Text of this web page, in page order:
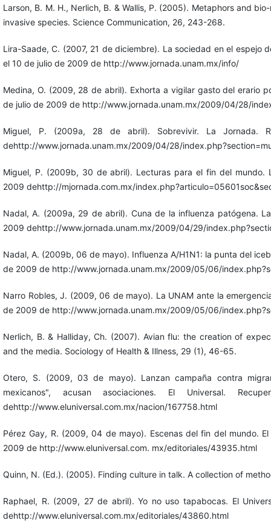
Larson, B. M. H., Nerlich, B. & Wallis, P. (2005). Metaphors and
invasive species. Science Communication, 26, 243-268.
Lira-Saade, C. (2007, 21 de diciembre). La sociedad en el espejo
el 10 de julio de 2009 de http://www.jornada.unam.mx/info/
Medina, O. (2009, 28 de abril). Exhorta a vigilar gasto del erario
de julio de 2009 de http://www.jornada.unam.mx/2009/04/28/
Miguel, P. (2009a, 28 de abril). Sobrevivir. La Jornada.
dehttp://www.jornada.unam.mx/2009/04/28/
Miguel, P. (2009b, 30 de abril). Lecturas para el fin del mundo.
2009 dehttp://mjornada.com.mx/
Nadal, A. (2009a, 29 de abril). Cuna de la influenza patógena.
2009 dehttp://www.jornada.unam.mx/2009/04/29/
Nadal, A. (2009b, 06 de mayo). Influenza A/H1N1: la punta del
de 2009 de http://www.jornada.unam.mx/2009/05/06/
Narro Robles, J. (2009, 06 de mayo). La UNAM ante la
de 2009 de http://www.jornada.unam.mx/2009/05/06/
Nerlich, B. & Halliday, Ch. (2007). Avian flu: the creation of
and the media. Sociology of Health & Illness, 29 (1), 46-65.
Otero, S. (2009, 03 de mayo). Lanzan campaña contra
mexicanos", acusan asociaciones. El Universal.
dehttp://www.eluniversal.com.mx/nacion/167758.html
Pérez Gay, R. (2009, 04 de mayo). Escenas del fin del mundo.
2009 de http://www.eluniversal.com. mx/editoriales/43935.html
Quinn, N. (Ed.). (2005). Finding culture in talk. A collection of
Raphael, R. (2009, 27 de abril). Yo no uso tapabocas. El
dehttp://www.eluniversal.com.mx/editoriales/43860.html